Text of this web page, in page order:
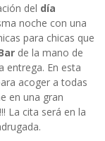
del día
noche con una
para chicas que
de la mano de
entrega. En esta
acoger a todas
en una gran
La cita será en la